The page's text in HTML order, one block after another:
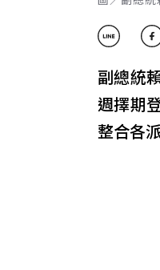
副總統
週擇期
整合各